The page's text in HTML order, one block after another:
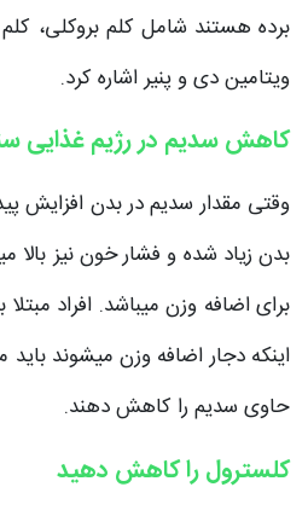
برده هستند شامل کلم بروکلی،
ویتامین دی و پنیر اشاره کرد.
کاهش سدیم در رژیم غذایی
وقتی مقدار سدیم در بدن افزایش
بدن زیاد شده و فشار خون نیز
برای اضافه وزن میباشد. افراد
اینکه دجار اضافه وزن میشوند
حاوی سدیم را کاهش دهند.
کلسترول را کاهش دهید